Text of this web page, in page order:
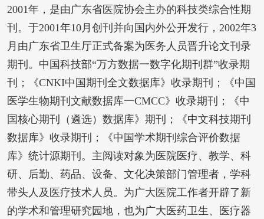
2001年，是由广东省医院协会主办的科技类综合性期
刊。于2001年10月创刊并向国内外公开发行，2002年3
月由广东省卫生厅正式备案为医务人员晋升论文刊录
期刊。中国科技部“万方数据一数字化期刊群”收录期
刊；《CNKI中国期刊全文数据库》收录期刊；《中国
医学生物期刊文献数据库一CMCC》收录期刊；《中
国核心期刊（遴选）数据库》期刊；《中文科技期刊
数据库》收录期刊；《中国学术期刊综合评价数据
库》统计源期刊。主阅读对象为医院医疗、教学、科
研、后勤、药品、设备、文化决策部门管理者，学科
带头人及医疗技术人员。为广大医院工作者开辟了新
的学术和管理研究园地，也为广大医药卫生、医疗器